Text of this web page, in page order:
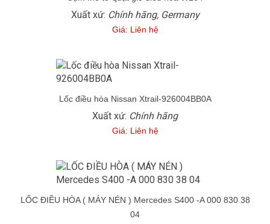
Xuất xứ: Chính hãng, Germany
Giá: Liên hệ
Lốc điều hòa Nissan Xtrail-926004BB0A
Xuất xứ: Chính hãng
Giá: Liên hệ
LỐC ĐIỀU HÒA ( MÁY NÉN ) Mercedes S400 -A 000 830 38
04